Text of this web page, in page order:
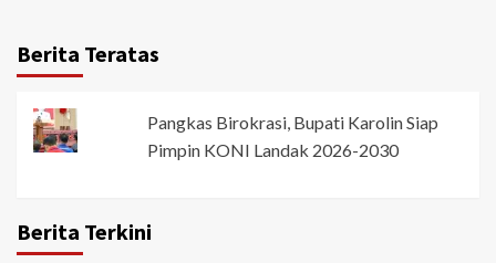
Berita Teratas
Pangkas Birokrasi, Bupati Karolin Siap
Pimpin KONI Landak 2026-2030
Berita Terkini